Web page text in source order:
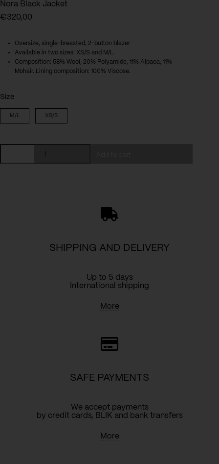
Nora Black Jacket
€320,00
Oversize, single-breasted, 2-button blazer
Available in two sizes: XS/S and M/L.
Composition: 58% Wool, 20% Polyamide, 11% Alpaca, 11%
Mohair. Lining composition: 100% Viscose.
Size
M/L XS/S
Jacket
SHIPPING AND DELIVERY
Up to 5 days
International shipping
More
SAFE PAYMENTS
We accept payments
by credit cards, BLIK and bank transfers
More